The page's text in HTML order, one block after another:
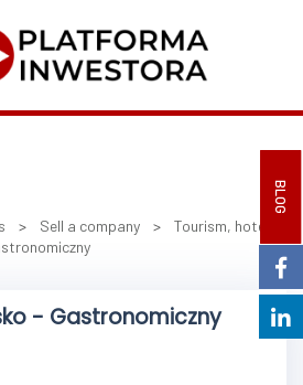
BLOG
> Sell a company > Tourism, hotels
- Gastronomiczny